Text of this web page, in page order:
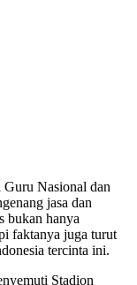
Nasional dan
jasa dan
bukan hanya
faktanya juga turut
tercinta ini.
Stadion